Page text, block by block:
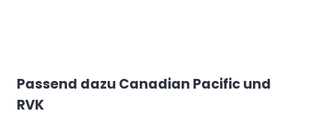
Passend dazu Canadian Pacific und
RVK